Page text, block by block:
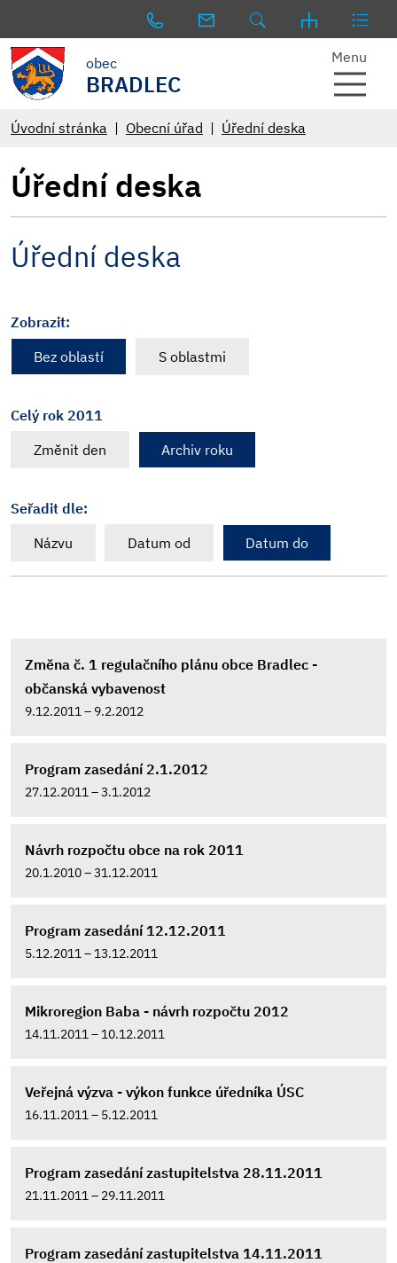
obec
BRADLEC
Menu
Úvodní stránka Obecní úřad Úřední deska
Úřední deska
Úřední deska
Zobrazit:
Bez oblastí
S oblastmi
Celý rok 2011
Změnit den
Archiv roku
Seřadit dle:
Názvu
Datum od Datum do
Změna č. 1 regulačního plánu obce Bradlec -
občanská vybavenost
9.12.2011 – 9.2.2012
Program zasedání 2.1.2012
27.12.2011 – 3.1.2012
Návrh rozpočtu obce na rok 2011
20.1.2010 – 31.12.2011
Program zasedání 12.12.2011
5.12.2011 – 13.12.2011
Mikroregion Baba - návrh rozpočtu 2012
14.11.2011 – 10.12.2011
Veřejná výzva - výkon funkce úředníka ÚSC
16.11.2011 – 5.12.2011
Program zasedání zastupitelstva 28.11.2011
21.11.2011 – 29.11.2011
Program zasedání zastupitelstva 14.11.2011